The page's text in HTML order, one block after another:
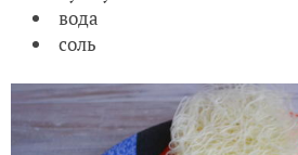
вода
соль